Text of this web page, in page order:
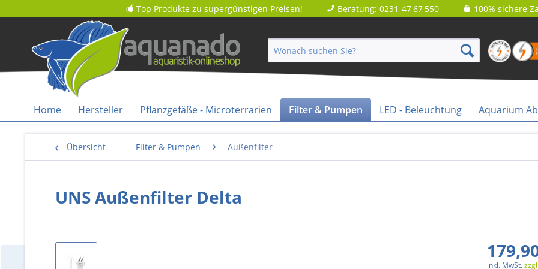
Top Produkte zu supergünstigen Preisen! Beratung: 0231-47 67 550
100% sichere
Home Hersteller Pflanzgefäße - Microterrarien Filter & Pumpen LED - Beleuchtung Aquarium
Übersicht Filter & Pumpen Außenfilter
UNS Außenfilter Delta
inkl. MwSt.